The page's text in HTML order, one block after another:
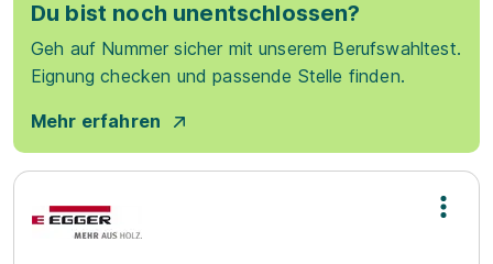
Du bist noch unentschlossen?
Geh auf Nummer sicher mit unserem Berufswahltest.
Eignung checken und passende Stelle finden.
Mehr erfahren